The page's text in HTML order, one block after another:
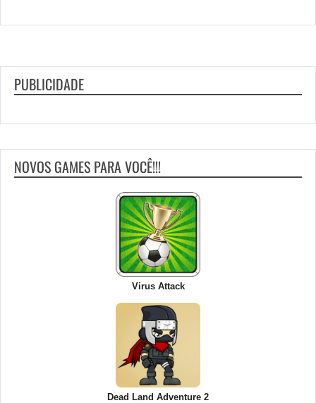
PUBLICIDADE
NOVOS GAMES PARA VOCÊ!!!
Virus Attack
Dead Land Adventure 2